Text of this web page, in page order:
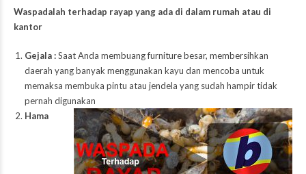
Waspadalah terhadap rayap yang ada di dalam rumah atau di
kantor
Gejala :Saat Anda membuang furniture besar, membersihkan
daerah yang banyak menggunakan kayu dan mencoba untuk
memaksa membuka pintu atau jendela yang sudah hampir tidak
pernah digunakan
Hama